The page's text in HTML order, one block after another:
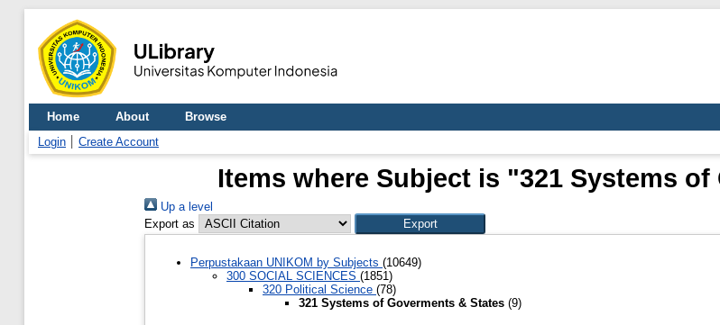
Home About
Browse
Login
Create Account
Items where Subject is "321 Systems
Up a level
Export as
Perpustakaan UNIKOM by Subjects (10649)
300 SOCIAL SCIENCES (1851)
320 Political Science (78)
321 Systems of Goverments & States (9)